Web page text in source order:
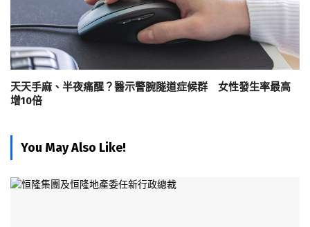
天天手麻、半夜痛醒？醫示警腕隧道症候群 女性發生率最高
增10倍
You May Also Like!